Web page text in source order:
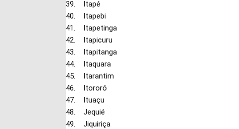
39. Itapé
40. Itapebi
41. Itapetinga
42. Itapicuru
43. Itapitanga
44. Itaquara
45. Itarantim
46. Itororó
47. Ituaçu
48. Jequié
49. Jiquiriça